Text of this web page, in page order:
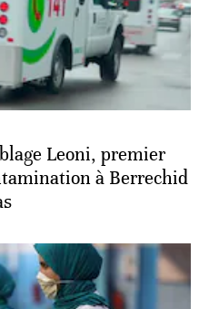
Leoni, premier
à Berrechid